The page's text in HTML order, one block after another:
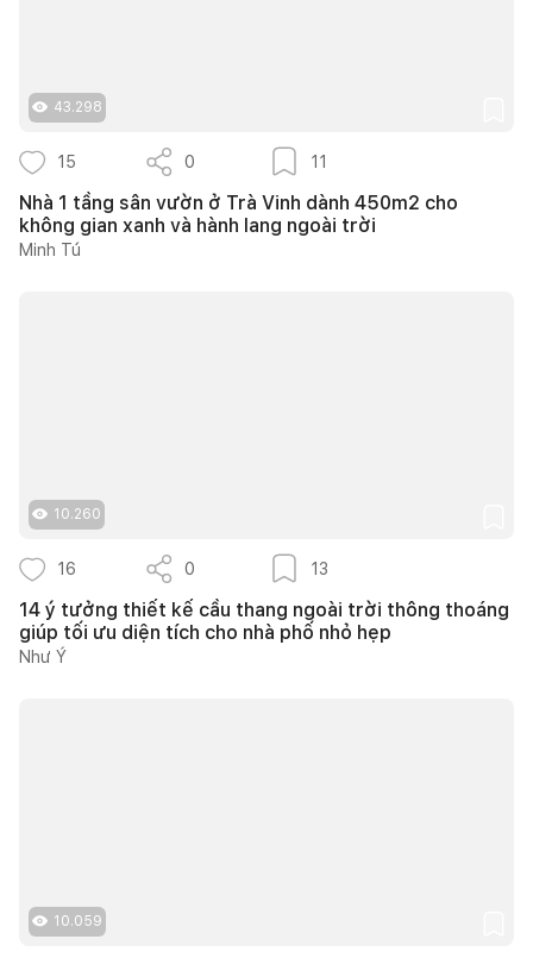
43.298
15 0 11
Nhà 1 tầng sân vườn ở Trà Vinh dành 450m2 cho
không gian xanh và hành lang ngoài trời
Minh Tú
10.260
16 0 13
14 ý tưởng thiết kế cầu thang ngoài trời thông thoáng
giúp tối ưu diện tích cho nhà phố nhỏ hẹp
Như Ý
10.059